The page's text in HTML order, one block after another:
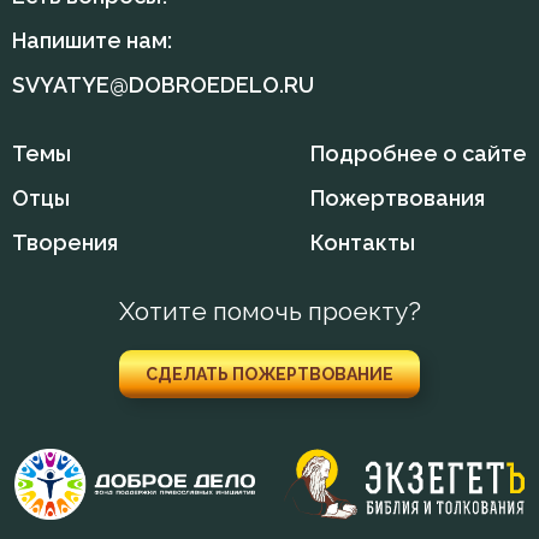
Воплощение
Воскресение Христово
Воспитание
Высокомерие
Грех
Напишите нам:
SVYATYE@DOBROEDELO.RU
Темы
Отцы
Творения
Подробнее о сайте
Пожертвования
Контакты
Хотите помочь проекту?
СДЕЛАТЬ ПОЖЕРТВОВАНИЕ